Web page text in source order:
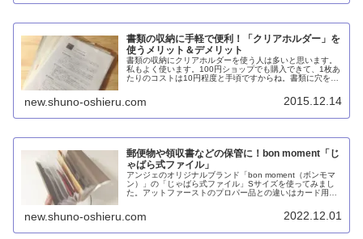
書類の収納に手軽で便利！「クリアホルダー」を
使うメリット＆デメリット
書類の収納にクリアホルダーを使う人は多いと思います。
私もよく使います。100円ショップでも購入できて、1枚あ
たりのコストは10円程度と手頃ですからね。書類に穴を開
new.shuno-oshieru.com 2015.12.14
郵便物や領収書などの保管に！bon moment「じ
ゃばら式ファイル」
アンジェのオリジナルブランド「bon moment（ボンモマ
ン）」の「じゃばら式ファイル」Sサイズを使ってみまし
た。アットファーストのプロパー品との違いはカード用ポ
のと、カード用ポケットにマチがないのが難点。
new.shuno-oshieru.com 2022.12.01